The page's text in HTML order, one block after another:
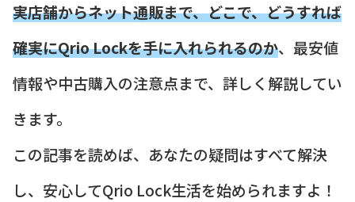
実店舗からネット通販まで、どこで、どうすれば
確実にQrio Lockを手に入れられるのか、最安値
情報や中古購入の注意点まで、詳しく解説してい
きます。
この記事を読めば、あなたの疑問はすべて解決
し、安心してQrio Lock生活を始められますよ！